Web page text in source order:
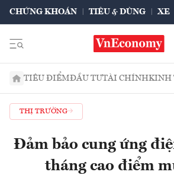
CHỨNG KHOÁN TIÊU & DÙNG XE
TIÊU ĐIỂMĐẦU TƯTÀI CHÍNHKINH
THỊ TRƯỜNG
Đảm bảo cung ứng
tháng cao điểm